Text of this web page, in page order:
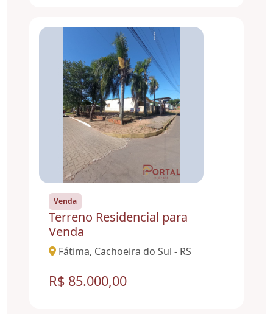
Venda
Terreno Residencial para
Venda
Fátima, Cachoeira do Sul - RS
R$ 85.000,00